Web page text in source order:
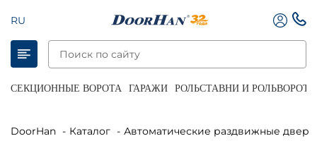
RU
СЕКЦИОННЫЕ ВОРОТА ГАРАЖИ РОЛЬСТАВНИ И РОЛЬВОРОТА
DoorHan Каталог Автоматические раздвижные двери